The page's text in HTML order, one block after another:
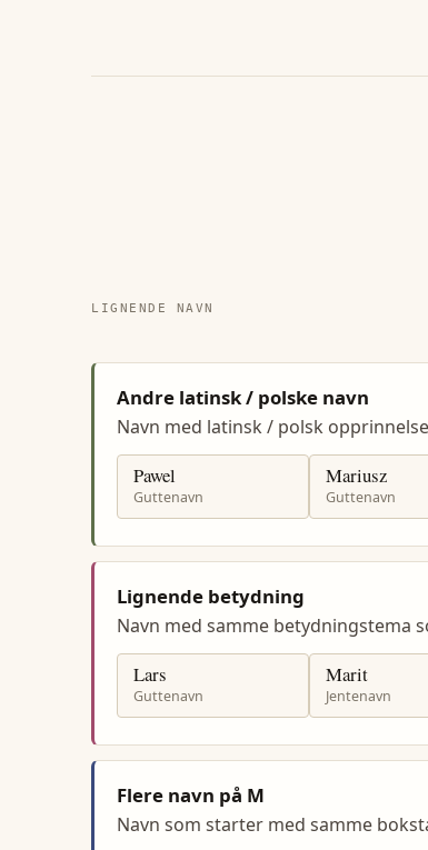
LIGNENDE NAVN
Andre latinsk / polske navn
Navn med latinsk / polsk
Pawel
Guttenavn
Mariusz
Guttenavn
Lignende betydning
Navn med samme betydningstema
Lars
Guttenavn
Marit
Jentenavn
Flere navn på M
Navn som starter med samme